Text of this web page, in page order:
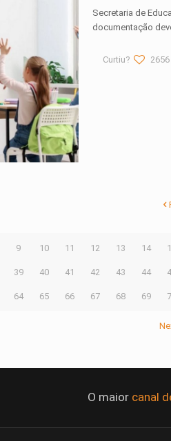
Secretaria de
documentação
Curtiu? 2656
9 10 11 12 13 14
39 40 41 42 43 44
64 65 66 67 68 69
O maior canal